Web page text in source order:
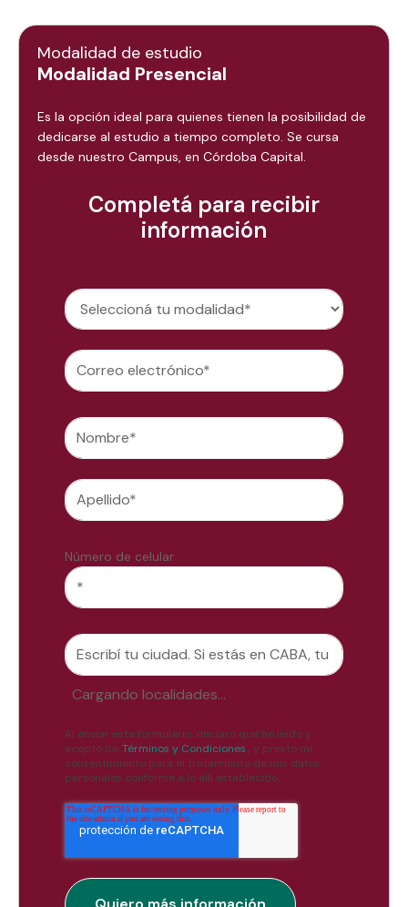
Modalidad de estudio
Modalidad Presencial
Es la opción ideal para quienes tienen la posibilidad de
dedicarse al estudio a tiempo completo. Se cursa
desde nuestro Campus, en Córdoba Capital.
Completá para recibir
información
Número de celular
Cargando localidades...
Al enviar este formulario, declaro que he leído y
acepto los Términos y Condiciones , y presto mi
consentimiento para el tratamiento de mis datos
personales conforme a lo allí establecido.